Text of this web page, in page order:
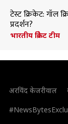
टेस्ट क्रिकेट: गॉल
प्रदर्शन?
भारतीय क्रिकेट टीम
अरविंद केजरीवाल